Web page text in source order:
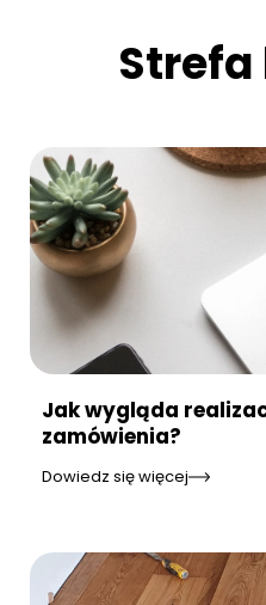
Jak wygląda
zamówienia?
Dowiedz się więcej